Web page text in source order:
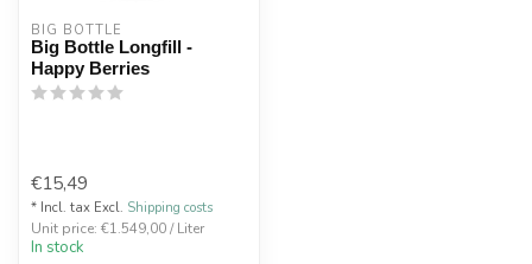
BIG BOTTLE
Big Bottle Longfill -
Happy Berries
€15,49
* Incl. tax Excl. Shipping costs
Unit price: €1.549,00 / Liter
In stock